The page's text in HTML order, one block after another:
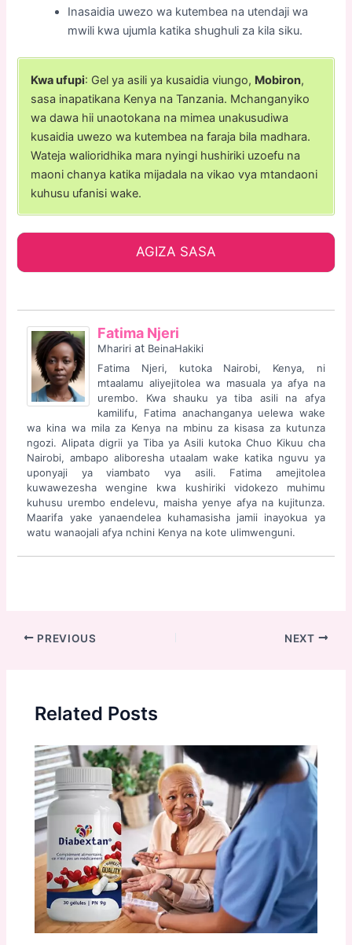
Inasaidia uwezo wa kutembea na utendaji wa
mwili kwa ujumla katika shughuli za kila siku.
Kwa ufupi: Gel ya asili ya kusaidia viungo, Mobiron,
sasa inapatikana Kenya na Tanzania. Mchanganyiko
wa dawa hii unaotokana na mimea unakusudiwa
kusaidia uwezo wa kutembea na faraja bila madhara.
Wateja walioridhika mara nyingi hushiriki uzoefu na
maoni chanya katika mijadala na vikao vya mtandaoni
kuhusu ufanisi wake.
AGIZA SASA
Fatima Njeri
Mhariri at BeinaHakiki
Fatima Njeri, kutoka Nairobi, Kenya, ni
mtaalamu aliyejitolea wa masuala ya afya na
urembo. Kwa shauku ya tiba asili na afya
kamilifu, Fatima anachanganya uelewa wake
wa kina wa mila za Kenya na mbinu za kisasa za kutunza
ngozi. Alipata digrii ya Tiba ya Asili kutoka Chuo Kikuu cha
Nairobi, ambapo aliboresha utaalam wake katika nguvu ya
uponyaji ya viambato vya asili. Fatima amejitolea
kuwawezesha wengine kwa kushiriki vidokezo muhimu
kuhusu urembo endelevu, maisha yenye afya na kujitunza.
Maarifa yake yanaendelea kuhamasisha jamii inayokua ya
watu wanaojali afya nchini Kenya na kote ulimwenguni.
Post
PREVIOUS NEXT
Related Posts